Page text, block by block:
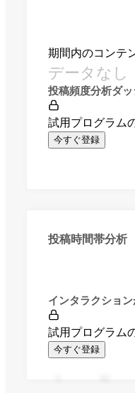
期間内のコンテ
データなし
投稿頻度分析ダ
試用プログラム
今すぐ登録
投稿時間帯分析
インタラクショ
試用プログラム
今すぐ登録